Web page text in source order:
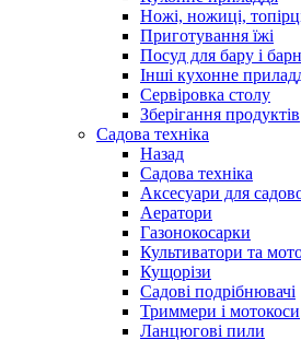
Ножі, ножиці,
Приготування їжі
Посуд для бару і
Інші кухонне
Сервіровка столу
Зберігання продуктів
Садова техніка
Назад
Садова техніка
Аксесуари для
Аератори
Газонокосарки
Культиватори та
Кущорізи
Садові подрібнювачі
Триммери і мотокоси
Ланцюгові пили